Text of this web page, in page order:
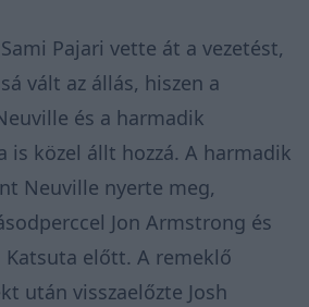
Pajari vette át a vezetést,
vált az állás, hiszen a
és a harmadik
is közel állt hozzá. A harmadik
Neuville nyerte meg,
Jon Armstrong és
Katsuta előtt. A remeklő
után visszaelőzte Josh